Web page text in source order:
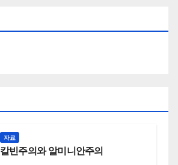
자료
칼빈주의와 알미니안주의